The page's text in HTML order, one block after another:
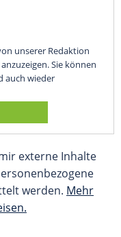
unserer Redaktion
Sie können
auch wieder
externe Inhalte
werden. Mehr